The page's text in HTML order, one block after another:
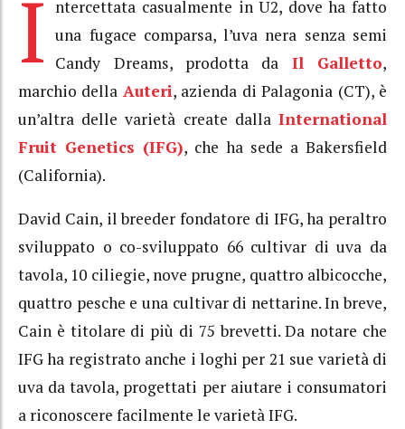
I
ntercettata casualmente in U2, dove ha fatto
una fugace comparsa, l’uva nera senza semi
Candy Dreams, prodotta da Il Galletto,
marchio della Auteri, azienda di Palagonia (CT), è
un’altra delle varietà create dalla International
Fruit Genetics (IFG), che ha sede a Bakersfield
(California).
David Cain, il breeder fondatore di IFG, ha peraltro
sviluppato o co-sviluppato 66 cultivar di uva da
tavola, 10 ciliegie, nove prugne, quattro albicocche,
quattro pesche e una cultivar di nettarine. In breve,
Cain è titolare di più di 75 brevetti. Da notare che
IFG ha registrato anche i loghi per 21 sue varietà di
uva da tavola, progettati per aiutare i consumatori
a riconoscere facilmente le varietà IFG.